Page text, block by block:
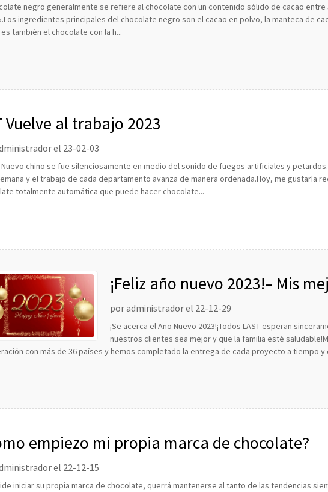
negro generalmente se refiere al chocolate con un contenido sólido de cacao
ingredientes principales del chocolate negro son el cacao en polvo, la manteca de
también el chocolate con la h...
Vuelve al trabajo 2023
el 23-02-03
Nuevo chino se fue silenciosamente en medio del sonido de fuegos artificiales y
y el trabajo de cada departamento avanza de manera ordenada.Hoy, me gustaría
totalmente automática que puede hacer chocolate...
¡Feliz año nuevo 2023!– Mis
de todo LST.
por administrador el 22-12-29
¡Se acerca el Año Nuevo 2023!¡Todos LAST esperan
nuestros clientes sea mejor y que la familia esté
con más de 36 países y hemos completado la entrega de cada proyecto a tiempo y
empiezo mi propia marca de chocolate?
el 22-12-15
iniciar su propia marca de chocolate, querrá mantenerse al tanto de las tendencias